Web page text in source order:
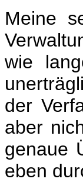
Meine
wie
der
aber
genaue
eben